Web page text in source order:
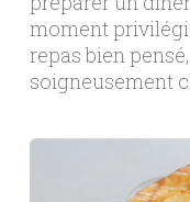
moment
repas bien
soigneusement